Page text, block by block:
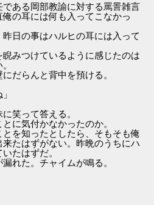
ある岡部教諭に対する罵詈雑言
の耳には何も入ってこなかっ
日の事はハルヒの耳には入って
みつけているように感じたのは
だらんと背中を預ける。
笑って答える。
に気付かなかったのか。
を知ったとしたら、そもそも俺
たはずがない。昨晩のうちにハ
たはずだ。
れた。チャイムが鳴る。